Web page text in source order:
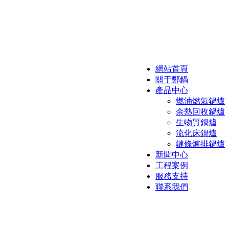
網站首頁
關于鄭鍋
產品中心
燃油燃氣鍋爐
余熱回收鍋爐
生物質鍋爐
流化床鍋爐
鏈條爐排鍋爐
新聞中心
工程案例
服務支持
聯系我們